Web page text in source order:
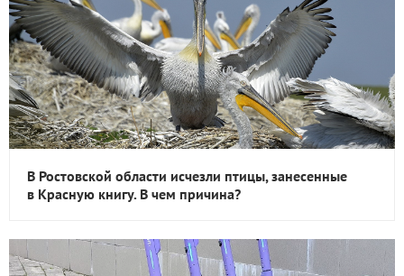
В Ростовской области исчезли птицы, занесенные
в Красную книгу. В чем причина?